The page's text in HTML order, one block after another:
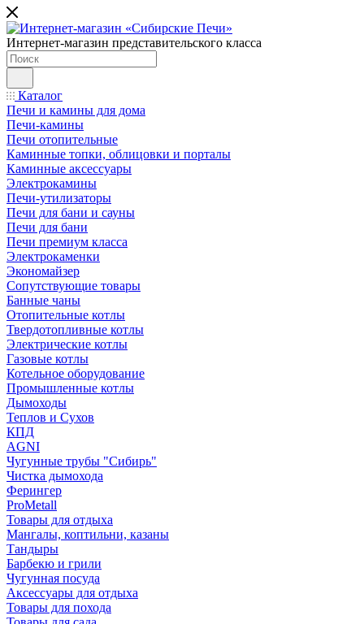
Интернет-магазин представительского класса
Каталог
Печи и камины для дома
Печи-камины
Печи отопительные
Каминные топки, облицовки и порталы
Каминные аксессуары
Электрокамины
Печи-утилизаторы
Печи для бани и сауны
Печи для бани
Печи премиум класса
Электрокаменки
Экономайзер
Сопутствующие товары
Банные чаны
Отопительные котлы
Твердотопливные котлы
Электрические котлы
Газовые котлы
Котельное оборудование
Промышленные котлы
Дымоходы
Теплов и Сухов
КПД
AGNI
Чугунные трубы "Сибирь"
Чистка дымохода
Ферингер
ProMetall
Товары для отдыха
Мангалы, коптильни, казаны
Тандыры
Барбекю и грили
Чугунная посуда
Аксессуары для отдыха
Товары для похода